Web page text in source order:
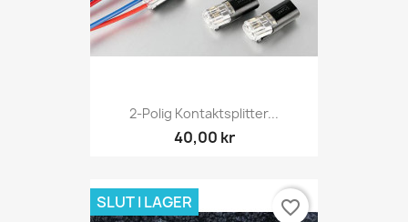
2-Polig Kontaktsplitter...
40,00 kr
SLUT I LAGER favorite_border